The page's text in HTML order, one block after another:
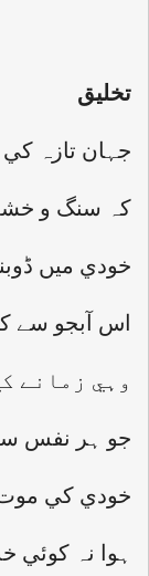
تخليق
جہان تازہ کي
کہ سنگ و
خودي ميں
اس آبجو سے
وہي زمانے
جو ہر نفس سے
خودي کي
ہوا نہ کوئي